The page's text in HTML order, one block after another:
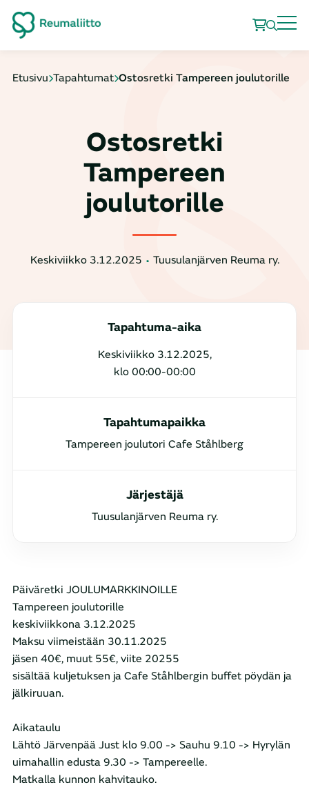
Etusivu Tapahtumat Ostosretki Tampereen joulutorille
Ostosretki
Tampereen
joulutorille
Keskiviikko 3.12.2025 Tuusulanjärven Reuma ry.
Tapahtuma-aika
Keskiviikko 3.12.2025,
klo 00:00-00:00
Tapahtumapaikka
Tampereen joulutori Cafe Ståhlberg
Järjestäjä
Tuusulanjärven Reuma ry.
Päiväretki JOULUMARKKINOILLE
Tampereen joulutorille
keskiviikkona 3.12.2025
Maksu viimeistään 30.11.2025
jäsen 40€, muut 55€, viite 20255
sisältää kuljetuksen ja Cafe Ståhlbergin buffet pöydän ja
jälkiruuan.
Aikataulu
Lähtö Järvenpää Just klo 9.00 -> Sauhu 9.10 -> Hyrylän
uimahallin edusta 9.30 -> Tampereelle.
Matkalla kunnon kahvitauko.